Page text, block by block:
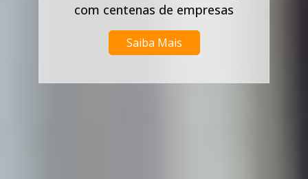
com centenas de empresas
Saiba Mais